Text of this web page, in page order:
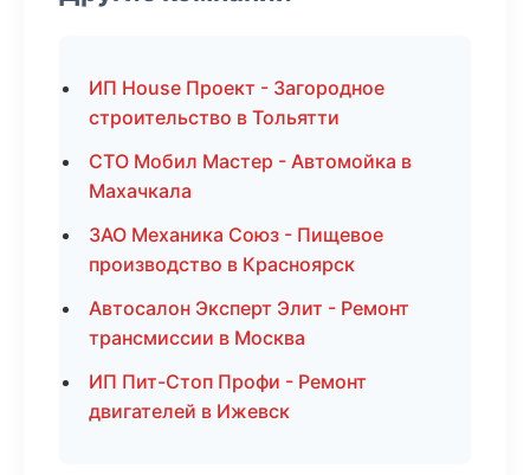
ИП House Проект - Загородное
строительство в Тольятти
СТО Мобил Мастер - Автомойка в
Махачкала
ЗАО Механика Союз - Пищевое
производство в Красноярск
Автосалон Эксперт Элит - Ремонт
трансмиссии в Москва
ИП Пит-Стоп Профи - Ремонт
двигателей в Ижевск